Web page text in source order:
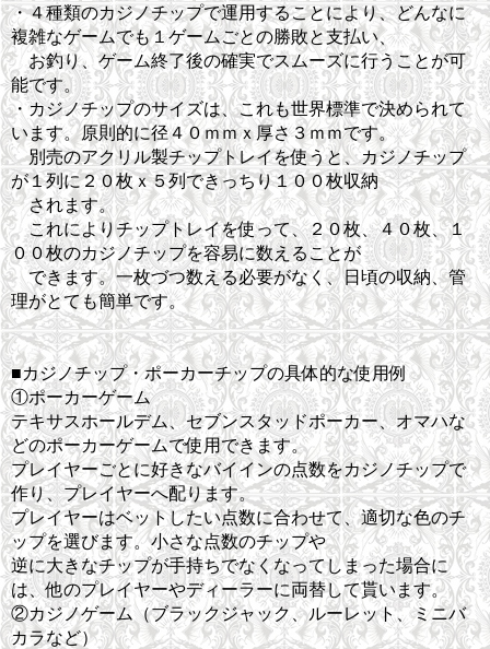
・４種類のカジノチップで運用することにより、どんなに
複雑なゲームでも１ゲームごとの勝敗と支払い、
お釣り、ゲーム終了後の確実でスムーズに行うことが可
能です。
・カジノチップのサイズは、これも世界標準で決められて
います。原則的に径４０ｍｍｘ厚さ３ｍｍです。
別売のアクリル製チップトレイを使うと、カジノチップ
が１列に２０枚ｘ５列できっちり１００枚収納
されます。
これによりチップトレイを使って、２０枚、４０枚、１
００枚のカジノチップを容易に数えることが
できます。一枚づつ数える必要がなく、日頃の収納、管
理がとても簡単です。
■カジノチップ・ポーカーチップの具体的な使用例
①ポーカーゲーム
テキサスホールデム、セブンスタッドポーカー、オマハな
どのポーカーゲームで使用できます。
プレイヤーごとに好きなバイインの点数をカジノチップで
作り、プレイヤーへ配ります。
プレイヤーはベットしたい点数に合わせて、適切な色のチ
ップを選びます。小さな点数のチップや
逆に大きなチップが手持ちでなくなってしまった場合に
は、他のプレイヤーやディーラーに両替して貰います。
②カジノゲーム（ブラックジャック、ルーレット、ミニバ
カラなど）